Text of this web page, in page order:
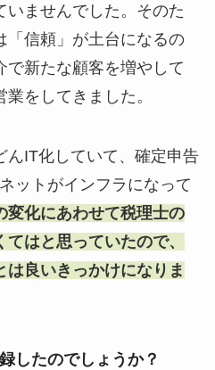
いませんでした。そのた
「信頼」が土台になるの
で新たな顧客を増やして
をしてきました。
んIT化していて、確定申告
ットがインフラになって
変化にあわせて税理士の
はと思っていたので、
は良いきっかけになりま
したのでしょうか？